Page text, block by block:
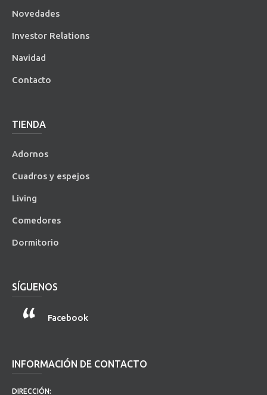
Novedades
Investor Relations
Navidad
Contacto
TIENDA
Adornos
Cuadros y espejos
Living
Comedores
Dormitorio
SÍGUENOS
Facebook
INFORMACIÓN DE CONTACTO
DIRECCIÓN: